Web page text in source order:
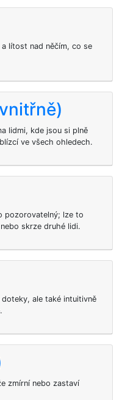
lítost nad něčím, co se
lidmi, kde jsou si plně
ve všech ohledech.
pozorovatelný; lze to
skrze druhé lidi.
ale také intuitivně
zmírní nebo zastaví